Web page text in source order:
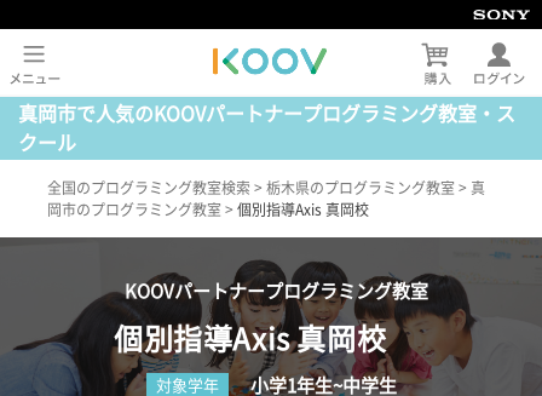
真岡市で人気のKOOVパートナープログラミング教室・ス
クール
全国のプログラミング教室検索 > 栃木県のプログラミング教室 > 真
岡市のプログラミング教室 > 個別指導Axis 真岡校
KOOVパートナープログラミング教室
個別指導Axis 真岡校
対象学年 小学1年生~中学生